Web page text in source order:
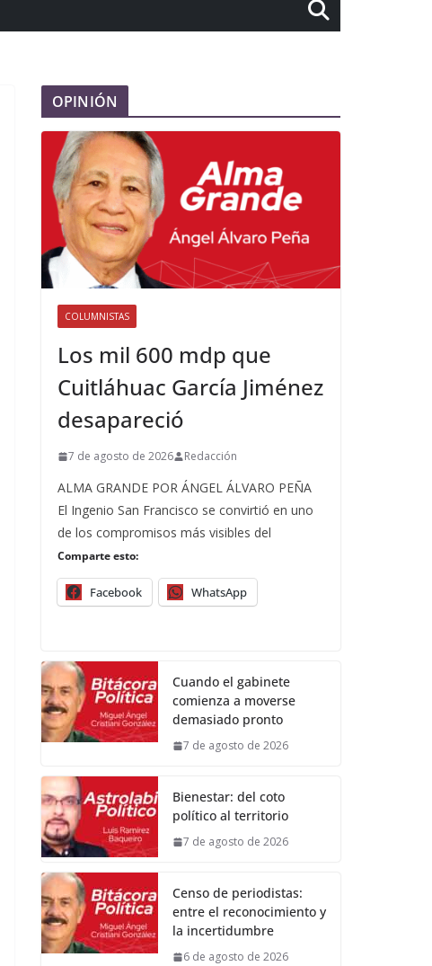
OPINIÓN
COLUMNISTAS
Los mil 600 mdp que
Cuitláhuac García Jiménez
desapareció
7 de agosto de 2026 Redacción
ALMA GRANDE POR ÁNGEL ÁLVARO PEÑA
El Ingenio San Francisco se convirtió en uno
de los compromisos más visibles del
Comparte esto:
Facebook WhatsApp
Cuando el gabinete
comienza a moverse
demasiado pronto
7 de agosto de 2026
Bienestar: del coto
político al territorio
7 de agosto de 2026
Censo de periodistas:
entre el reconocimiento y
la incertidumbre
6 de agosto de 2026